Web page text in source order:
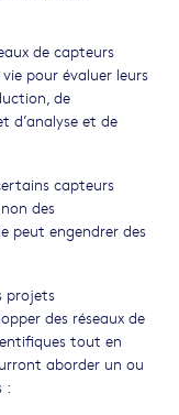
de capteurs
pour évaluer leurs
de
d’analyse et de
capteurs
des
peut engendrer des
projets
des réseaux de
tout en
aborder un ou
: